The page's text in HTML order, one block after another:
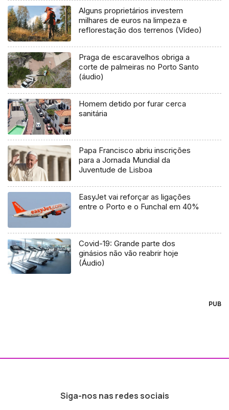
Alguns proprietários investem
milhares de euros na limpeza e
reflorestação dos terrenos (Vídeo)
Praga de escaravelhos obriga a
corte de palmeiras no Porto Santo
(áudio)
Homem detido por furar cerca
sanitária
Papa Francisco abriu inscrições
para a Jornada Mundial da
Juventude de Lisboa
EasyJet vai reforçar as ligações
entre o Porto e o Funchal em 40%
Covid-19: Grande parte dos
ginásios não vão reabrir hoje
(Áudio)
PUB
Siga-nos nas redes sociais